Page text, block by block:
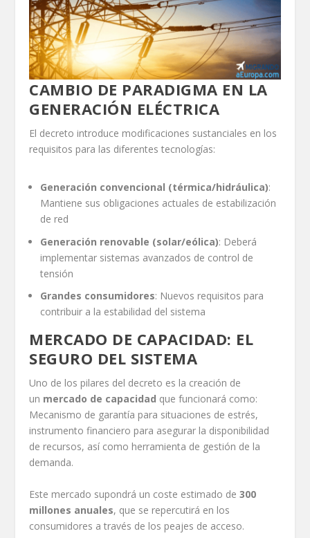
CAMBIO DE PARADIGMA EN LA
GENERACIÓN ELÉCTRICA
El decreto introduce modificaciones sustanciales en los
requisitos para las diferentes tecnologías:
Generación convencional (térmica/hidráulica):
Mantiene sus obligaciones actuales de estabilización
de red
Generación renovable (solar/eólica): Deberá
implementar sistemas avanzados de control de
tensión
Grandes consumidores: Nuevos requisitos para
contribuir a la estabilidad del sistema
MERCADO DE CAPACIDAD: EL
SEGURO DEL SISTEMA
Uno de los pilares del decreto es la creación de
un mercado de capacidad que funcionará como:
Mecanismo de garantía para situaciones de estrés,
instrumento financiero para asegurar la disponibilidad
de recursos, así como herramienta de gestión de la
demanda.
Este mercado supondrá un coste estimado de300
millones anuales, que se repercutirá en los
consumidores a través de los peajes de acceso.